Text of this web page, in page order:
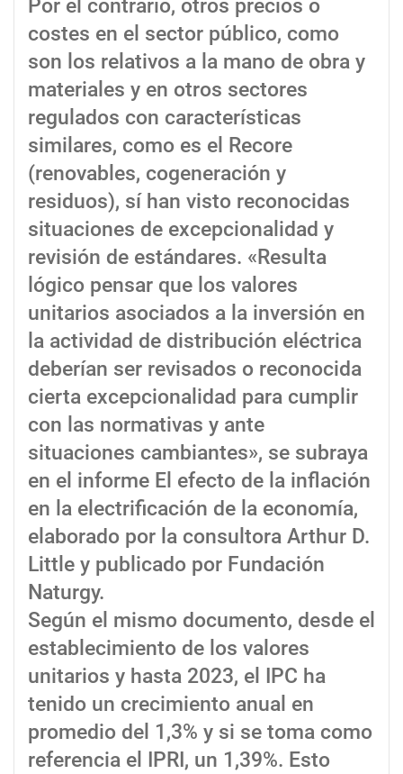
Por el contrario, otros precios o
costes en el sector público, como
son los relativos a la mano de obra y
materiales y en otros sectores
regulados con características
similares, como es el Recore
(renovables, cogeneración y
residuos), sí han visto reconocidas
situaciones de excepcionalidad y
revisión de estándares. «Resulta
lógico pensar que los valores
unitarios asociados a la inversión en
la actividad de distribución eléctrica
deberían ser revisados o reconocida
cierta excepcionalidad para cumplir
con las normativas y ante
situaciones cambiantes», se subraya
en el informe El efecto de la inflación
en la electrificación de la economía,
elaborado por la consultora Arthur D.
Little y publicado por Fundación
Naturgy.
Según el mismo documento, desde el
establecimiento de los valores
unitarios y hasta 2023, el IPC ha
tenido un crecimiento anual en
promedio del 1,3% y si se toma como
referencia el IPRI, un 1,39%. Esto